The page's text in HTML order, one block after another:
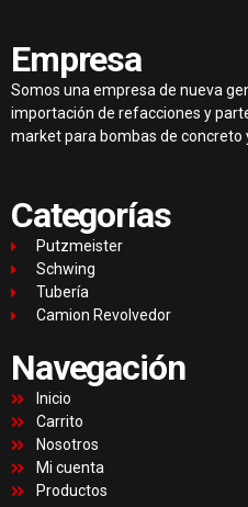
Empresa
Somos una empresa de nueva
importación de refacciones y
market para bombas de concreto
Categorías
Putzmeister
Schwing
Tubería
Camion Revolvedor
Navegación
Inicio
Carrito
Nosotros
Mi cuenta
Productos